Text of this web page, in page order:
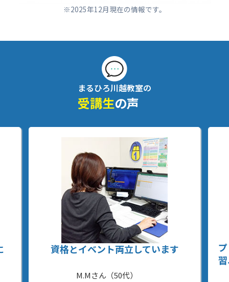
※2025年12月現在の情報です。
まるひろ川越教室の
受講生の声
資格とイベント両立しています
M.Mさん（50代）